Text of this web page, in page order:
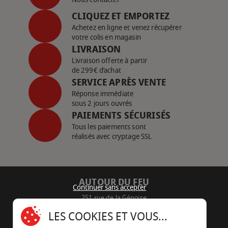
CLIQUEZ ET EMPORTEZ
Achetez en ligne et venez récupérer
votre colis en magasin
LIVRAISON
Livraison offerte à partir
de 299€ d’achat
SERVICE APRÈS VENTE
Réponse immédiate
sous 2 jours ouvrés
PAIEMENTS SÉCURISÉS
Tous les paiements sont
réalisés avec cryptage SSL
AUTOUR DU FEU
251 rue de la Génoise
Continuer sans accepter
LES COOKIES ET VOUS...